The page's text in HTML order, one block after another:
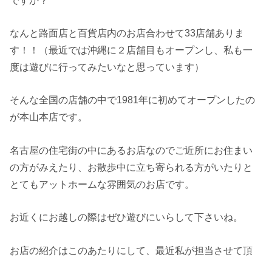
なんと路面店と百貨店内のお店合わせて33店舗ありま
す！！（最近では沖縄に２店舗目もオープンし、私も一
度は遊びに行ってみたいなと思っています）
そんな全国の店舗の中で1981年に初めてオープンしたの
が本山本店です。
名古屋の住宅街の中にあるお店なのでご近所にお住まい
の方がみえたり、お散歩中に立ち寄られる方がいたりと
とてもアットホームな雰囲気のお店です。
お近くにお越しの際はぜひ遊びにいらして下さいね。
お店の紹介はこのあたりにして、最近私が担当させて頂